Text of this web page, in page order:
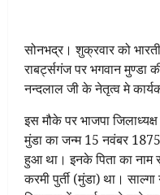
सोनभद्र। शुक्रवार को
राबर्ट्सगंज पर भगवान मुण्डा
नन्दलाल जी के नेतृत्व मे
इस मौके पर भाजपा
मुंडा का जन्म 15 नवंबर
हुआ था। इनके पिता का नाम
करमी पुर्ती (मुंडा) था।